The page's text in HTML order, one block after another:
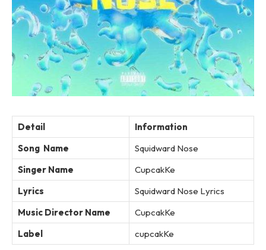
Detail
Information
Song Name
Squidward Nose
Singer Name
CupcakKe
Lyrics
Squidward Nose Lyrics
Music Director Name
CupcakKe
Label
cupcakKe